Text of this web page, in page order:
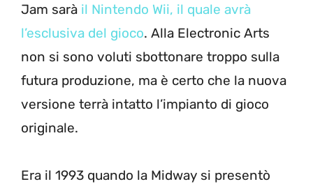
Jam sarà il Nintendo Wii, il quale avrà
l’esclusiva del gioco. Alla Electronic Arts
non si sono voluti sbottonare troppo sulla
futura produzione, ma è certo che la nuova
versione terrà intatto l’impianto di gioco
originale.
Era il 1993 quando la Midway si presentò